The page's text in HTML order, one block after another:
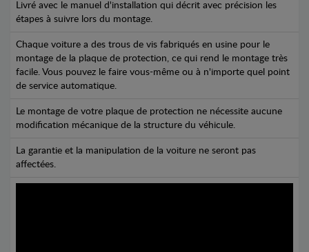
Livré avec le manuel d'installation qui décrit avec précision les
étapes à suivre lors du montage.
Chaque voiture a des trous de vis fabriqués en usine pour le
montage de la plaque de protection, ce qui rend le montage très
facile. Vous pouvez le faire vous-même ou à n'importe quel point
de service automatique.
Le montage de votre plaque de protection ne nécessite aucune
modification mécanique de la structure du véhicule.
La garantie et la manipulation de la voiture ne seront pas
affectées.